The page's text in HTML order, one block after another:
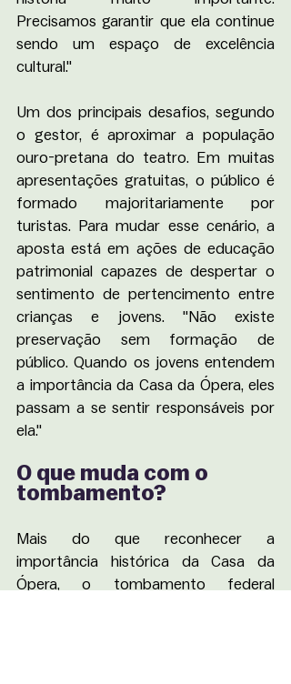
Precisamos garantir que ela continue
sendo um espaço de excelência
cultural."
Um dos principais desafios, segundo
o gestor, é aproximar a população
ouro-pretana do teatro. Em muitas
apresentações gratuitas, o público é
formado majoritariamente por
turistas. Para mudar esse cenário, a
aposta está em ações de educação
patrimonial capazes de despertar o
sentimento de pertencimento entre
crianças e jovens. "Não existe
preservação sem formação de
público. Quando os jovens entendem
a importância da Casa da Ópera, eles
passam a se sentir responsáveis por
ela."
O que muda com o
tombamento?
Mais do que reconhecer a
importância histórica da Casa da
Ópera, o tombamento federal